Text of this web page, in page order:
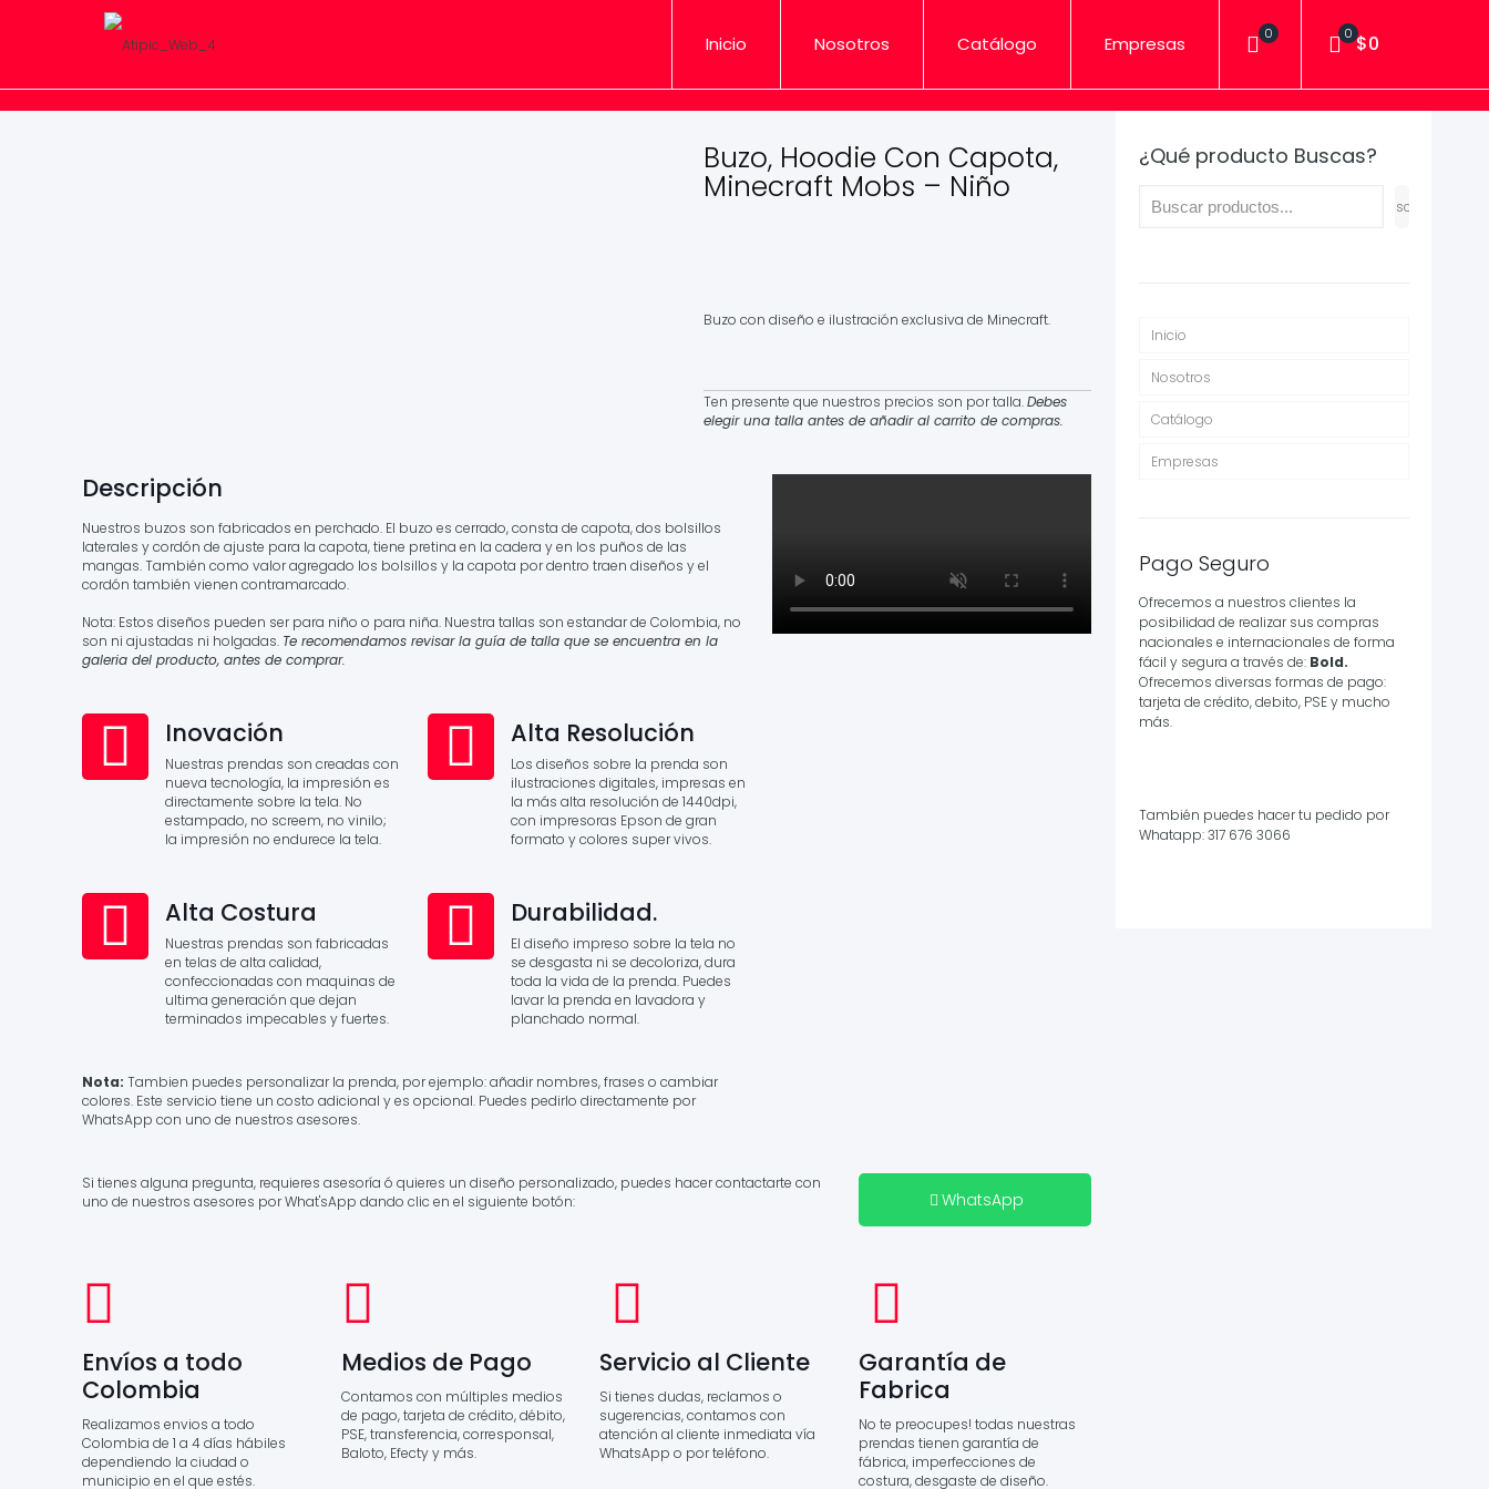
Inicio Nosotros Catálogo Empresas 0 0 $0
Buzo, Hoodie Con Capota,
Minecraft Mobs – Niño
desde
$84,900
Buzo con diseño e ilustración exclusiva de Minecraft.
Ten presente que nuestros precios son por talla.Debes
elegir una talla antes de añadir al carrito de compras.
Descripción
Nuestros buzos son fabricados en perchado. El buzo es cerrado, consta de capota, dos bolsillos
laterales y cordón de ajuste para la capota, tiene pretina en la cadera y en los puños de las
mangas. También como valor agregado los bolsillos y la capota por dentro traen diseños y el
cordón también vienen contramarcado.
Nota: Estos diseños pueden ser para niño o para niña. Nuestra tallas son estandar de Colombia, no
son ni ajustadas ni holgadas. Te recomendamos revisar la guía de talla que se encuentra en la
galeria del producto, antes de comprar.
Inovación
Nuestras prendas son creadas con
nueva tecnología, la impresión es
directamente sobre la tela. No
estampado, no screem, no vinilo;
la impresión no endurece la tela.
Alta Resolución
Los diseños sobre la prenda son
ilustraciones digitales, impresas en
la más alta resolución de 1440dpi,
con impresoras Epson de gran
formato y colores super vivos.
Alta Costura
Nuestras prendas son fabricadas
en telas de alta calidad,
confeccionadas con maquinas de
ultima generación que dejan
terminados impecables y fuertes.
Durabilidad.
El diseño impreso sobre la tela no
se desgasta ni se decoloriza, dura
toda la vida de la prenda. Puedes
lavar la prenda en lavadora y
planchado normal.
Nota: Tambien puedes personalizar la prenda, por ejemplo: añadir nombres, frases o cambiar
colores. Este servicio tiene un costo adicional y es opcional. Puedes pedirlo directamente por
WhatsApp con uno de nuestros asesores.
Si tienes alguna pregunta, requieres asesoría ó quieres un diseño personalizado, puedes hacer contactarte con
uno de nuestros asesores por What'sApp dando clic en el siguiente botón:
WhatsApp
Envíos a todo
Colombia
Realizamos envios a todo
Colombia de 1 a 4 días hábiles
dependiendo la ciudad o
municipio en el que estés.
Medios de Pago
Contamos con múltiples medios
de pago, tarjeta de crédito, débito,
PSE, transferencia, corresponsal,
Baloto, Efecty y más.
Servicio al Cliente
Si tienes dudas, reclamos o
sugerencias, contamos con
atención al cliente inmediata vía
WhatsApp o por teléfono.
Garantía de
Fabrica
No te preocupes! todas nuestras
prendas tienen garantía de
fábrica, imperfecciones de
costura, desgaste de diseño.
¿Qué producto Buscas?
Buscar
Inicio
Nosotros
Catálogo
Empresas
Pago Seguro
Ofrecemos a nuestros clientes la
posibilidad de realizar sus compras
nacionales e internacionales de forma
fácil y segura a través de: Bold.
Ofrecemos diversas formas de pago:
tarjeta de crédito, debito, PSE y mucho
más.
También puedes hacer tu pedido por
Whatapp: 317 676 3066